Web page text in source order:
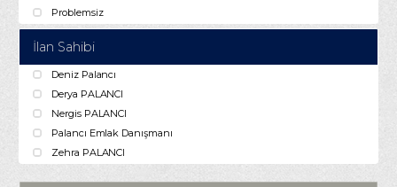
Problemsiz
İlan Sahibi
Deniz Palancı
Derya PALANCI
Nergis PALANCI
Palancı Emlak Danışmanı
Zehra PALANCI